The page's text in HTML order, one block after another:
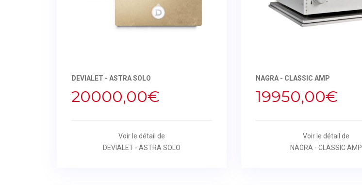
DEVIALET - ASTRA SOLO
20000,00€
Voir le détail de
DEVIALET - ASTRA SOLO
NAGRA - CLASSIC AMP
19950,00€
Voir le détail de
NAGRA - CLASSIC AMP